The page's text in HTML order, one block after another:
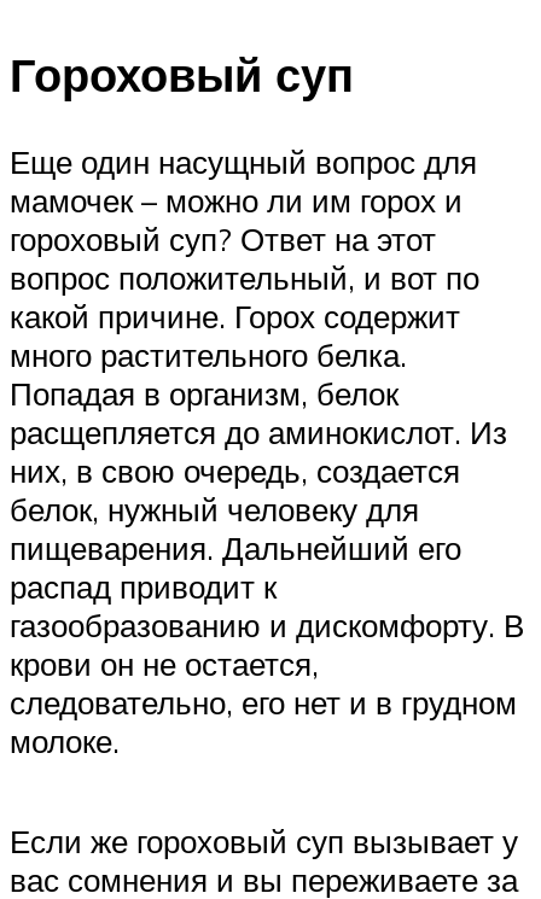
Гороховый суп
Еще один насущный вопрос для
мамочек – можно ли им горох и
гороховый суп? Ответ на этот
вопрос положительный, и вот по
какой причине. Горох содержит
много растительного белка.
Попадая в организм, белок
расщепляется до аминокислот. Из
них, в свою очередь, создается
белок, нужный человеку для
пищеварения. Дальнейший его
распад приводит к
газообразованию и дискомфорту. В
крови он не остается,
следовательно, его нет и в грудном
молоке.
Если же гороховый суп вызывает у
вас сомнения и вы переживаете за